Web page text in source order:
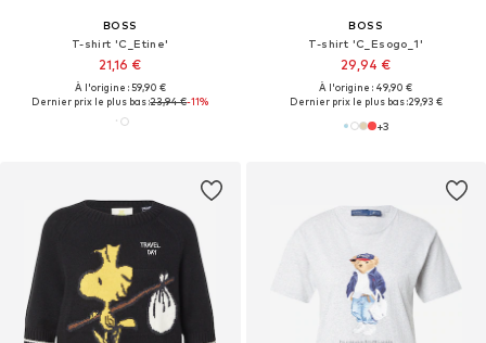
BOSS
T-shirt 'C_Etine'
21,16 €
À l'origine : 59,90 €
Dernier prix le plus bas :23,94 €-11%
BOSS
T-shirt 'C_Esogo_1'
29,94 €
À l'origine : 49,90 €
Dernier prix le plus bas :29,93 €
+3